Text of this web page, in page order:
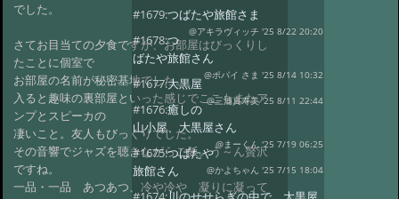
でした。
さてお目当ての夕食ですが、お部屋はびっくりし
たことに個室で
お部屋の名前が秘密基地でした。
入ると趣味の裏部屋といった感じでここもまたア
ンプとスピーカの
凄いこと。友人もびっくりでした。
その音響でジャズを聴きながらご飯。う～ん贅沢
ですね。
一品・一品 あつあつ、冷や冷や 凝りに凝って
#1679:つばたや旅館さま
@アキラヴィッチ '25 8/22 20:20
#1678:つ
ばたや旅館さん
@ポパイ さま '25 8/14 10:32
#1677:大黒屋
@三浦真寿美 '25 8/11 22:44
#1676:癒しの
山小屋、大黒屋さん
@まーくん '25 7/19 06:25
#1675:つばたや
旅館さん
@かよちゃん '25 7/15 18:04